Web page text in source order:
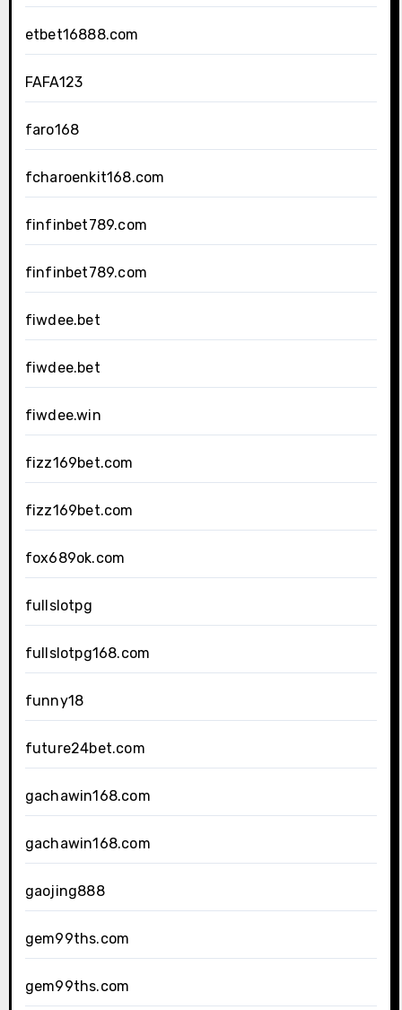
etbet16888.com
FAFA123
faro168
fcharoenkit168.com
finfinbet789.com
finfinbet789.com
fiwdee.bet
fiwdee.bet
fiwdee.win
fizz169bet.com
fizz169bet.com
fox689ok.com
fullslotpg
fullslotpg168.com
funny18
future24bet.com
gachawin168.com
gachawin168.com
gaojing888
gem99ths.com
gem99ths.com